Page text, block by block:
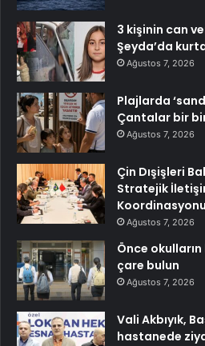
3 kişinin can
Şeyda’da
Ağustos 7, 2026
Plajlarda
Çantalar bir
Ağustos 7, 2026
Çin Dışişleri
Stratejik
Ağustos 7, 2026
Önce
çare bulun
Ağustos 7, 2026
Vali Akbıyık,
hastanede